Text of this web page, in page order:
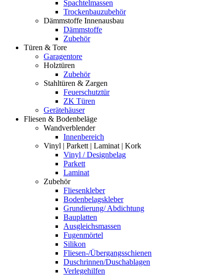
Spachtelmassen
Trockenbauzubehör
Dämmstoffe Innenausbau
Dämmstoffe
Zubehör
Türen & Tore
Garagentore
Holztüren
Zubehör
Stahltüren & Zargen
Feuerschutztür
ZK Türen
Gerätehäuser
Fliesen & Bodenbeläge
Wandverblender
Innenbereich
Vinyl | Parkett | Laminat | Kork
Vinyl / Designbelag
Parkett
Laminat
Zubehör
Fliesenkleber
Bodenbelagskleber
Grundierung/ Abdichtung
Bauplatten
Ausgleichsmassen
Fugenmörtel
Silikon
Fliesen-/Übergangsschienen
Duschrinnen/Duschablagen
Verlegehilfen